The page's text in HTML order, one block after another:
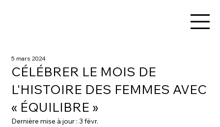
CÉLÉBRER LE MOIS DE
L'HISTOIRE DES FEMMES AVEC
« ÉQUILIBRE »
5 mars 2024
Dernière mise à jour : 3 févr.